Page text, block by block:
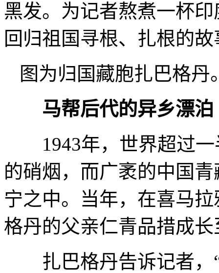
黑发。为记者熬煮一杯
回归祖国寻根、扎根的故
图为归国藏胞扎巴格丹
马帮后代的异乡漂泊
1943年，世界超过一
的硝烟，而广袤的中国
宁之中。当年，在喜马
格丹的父亲仁青品措成
扎巴格丹告诉记者，“